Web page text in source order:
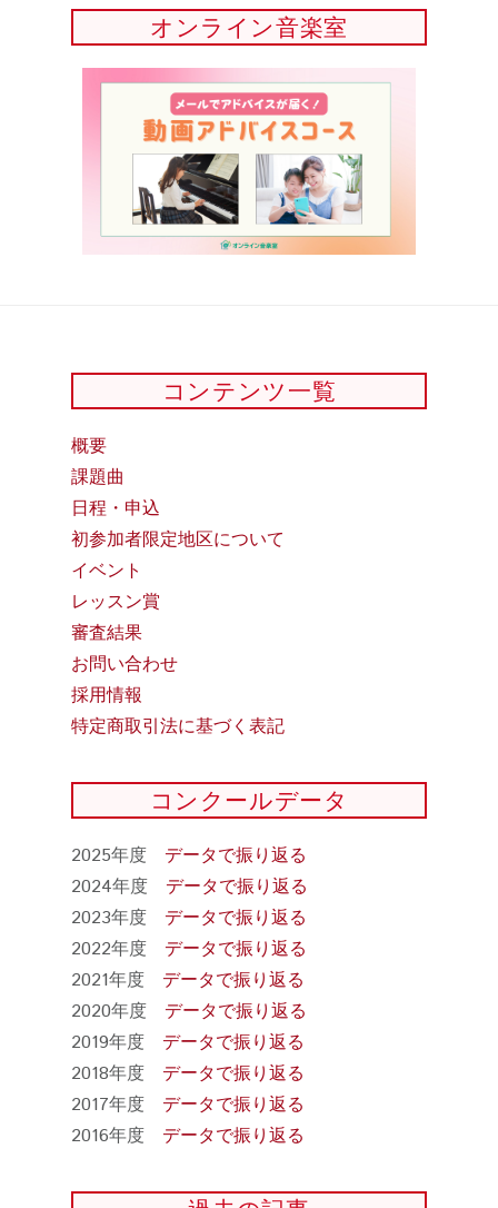
オンライン音楽室
コンテンツ一覧
概要
課題曲
日程・申込
初参加者限定地区について
イベント
レッスン賞
審査結果
お問い合わせ
採用情報
特定商取引法に基づく表記
コンクールデータ
2025年度 データで振り返る
2024年度 データで振り返る
2023年度 データで振り返る
2022年度 データで振り返る
2021年度 データで振り返る
2020年度 データで振り返る
2019年度 データで振り返る
2018年度 データで振り返る
2017年度 データで振り返る
2016年度 データで振り返る